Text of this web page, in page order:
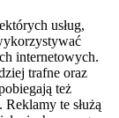
usług,
internetowych.
trafne oraz
też
te służą